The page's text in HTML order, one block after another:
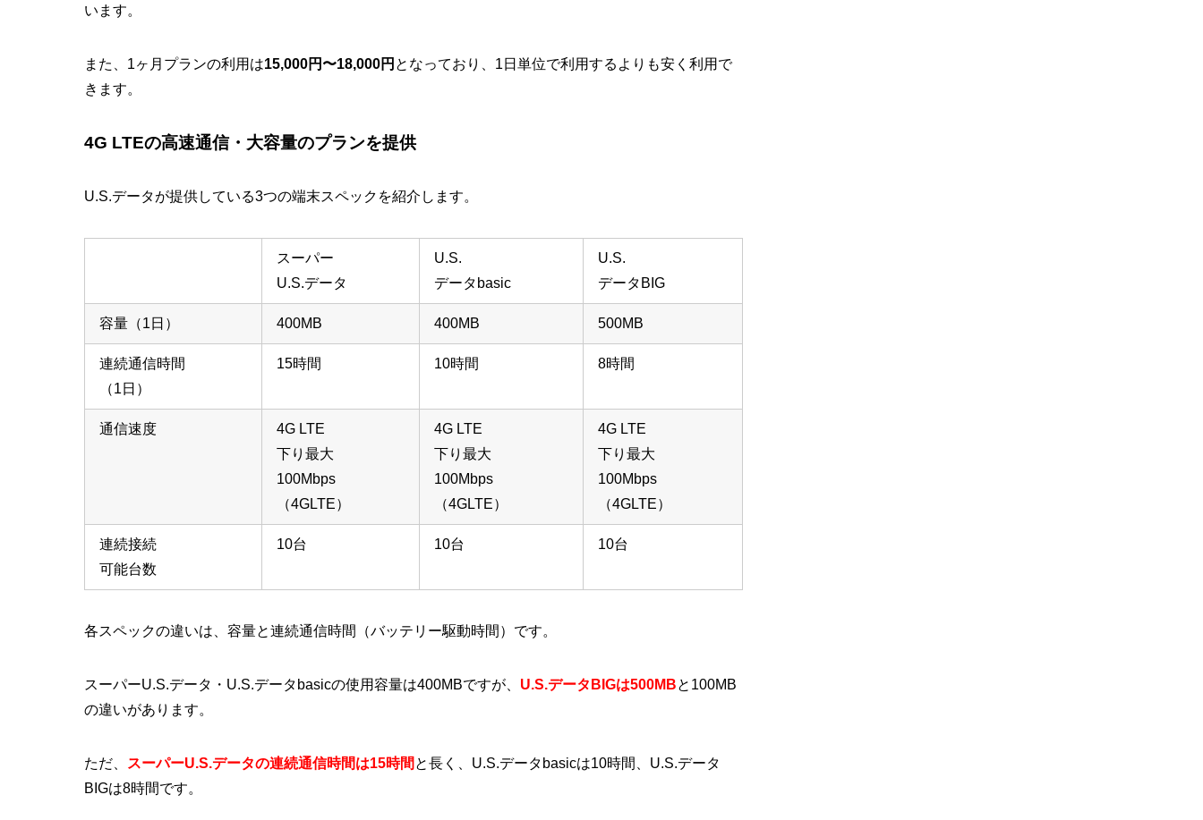
います。
また、1ヶ月プランの利用は15,000円〜18,000円 となっており、1日単位で利用するよりも安く利用で
きます。
4G LTEの高速通信・大容量のプランを提供
U.S.データが提供している3つの端末スペックを紹介します。
スーパー
U.S.データ
U.S.
データbasic
U.S.
データBIG
容量（1日） 400MB 400MB 500MB
連続通信時間
（1日）
15時間 10時間 8時間
通信速度
4G LTE
下り最大
100Mbps
（4GLTE）
4G LTE
下り最大
100Mbps
（4GLTE）
4G LTE
下り最大
100Mbps
（4GLTE）
連続接続
可能台数
10台 10台 10台
各スペックの違いは、容量と連続通信時間（バッテリー駆動時間）です。
スーパーU.S.データ・U.S.データbasicの使用容量は400MBですが、 U.S.データBIGは500MBと100MB
の違いがあります。
ただ、 スーパーU.S.データの連続通信時間は15時間 と長く、U.S.データbasicは10時間、U.S.データ
BIGは8時間です。